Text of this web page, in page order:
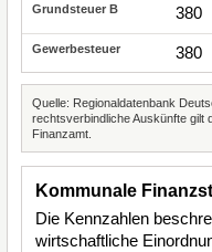
380
380
Quelle: Regionaldatenbank
rechtsverbindliche Auskünfte gilt
Finanzamt.
Kommunale
Die Kennzahlen
wirtschaftliche